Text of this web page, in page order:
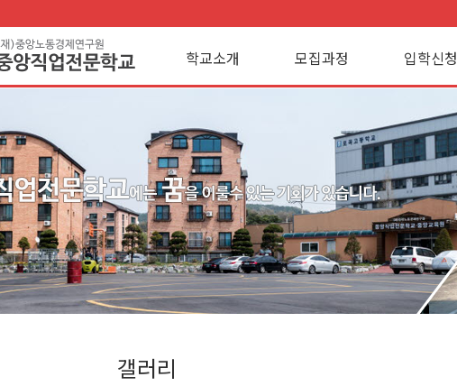
학교소개 모집과정 입학신청
갤러리